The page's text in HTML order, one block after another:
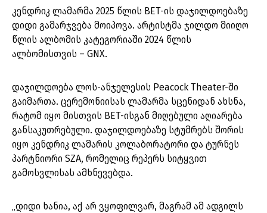
კენდრიკ ლამარმა 2025 წლის BET-ის დაჯილდოებაზე
დიდი გამარჯვება მოიპოვა. არტისტმა ჯილდო მიიღო
წლის ალბომის კატეგორიაში 2024 წლის
ალბომისთვის – GNX.
დაჯილდოება ლოს-ანჯელესის Peacock Theater-ში
გაიმართა. ცერემონიისას ლამარმა სცენიდან ახსნა,
რატომ იყო მისთვის BET-ისგან მიღებული აღიარება
განსაკუთრებული. დაჯილდოებაზე სტუმრებს შორის
იყო კენდრიკ ლამარის კოლაბორატორი და ტურნეს
პარტნიორი SZA, რომელიც რეპერს სიტყვით
გამოსვლისას ამხნევებდა.
„დიდი ხანია, აქ არ ვყოფილვარ, მაგრამ ამ ადგილს